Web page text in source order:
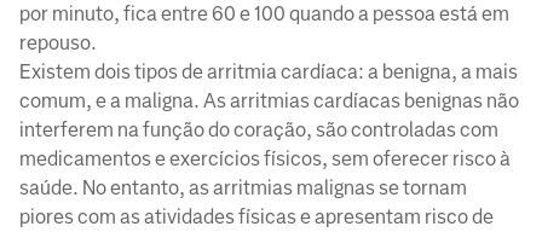
por minuto, fica entre 60 e 100 quando a pessoa está em
repouso.
Existem dois tipos de arritmia cardíaca: a benigna, a mais
comum, e a maligna. As arritmias cardíacas benignas não
interferem na função do coração, são controladas com
medicamentos e exercícios físicos, sem oferecer risco à
saúde. No entanto, as arritmias malignas se tornam
piores com as atividades físicas e apresentam risco de